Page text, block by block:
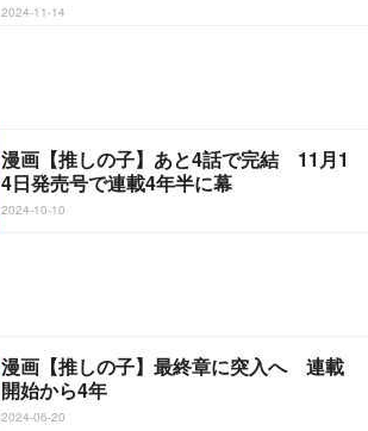
2024-11-14
漫画【推しの子】あと4話で完結 11月1
4日発売号で連載4年半に幕
2024-10-10
漫画【推しの子】最終章に突入へ 連載
開始から4年
2024-06-20